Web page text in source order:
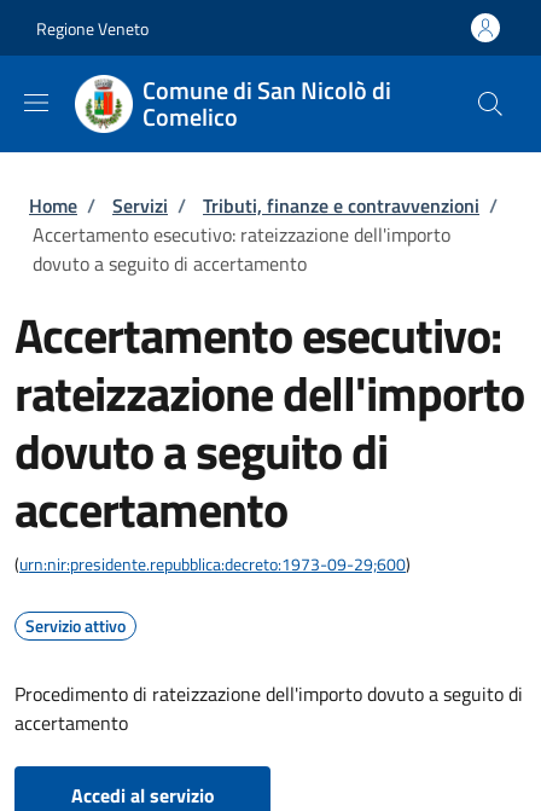
Regione Veneto
Comune di San Nicolò di
Comelico
Briciole di pane
Home / Servizi / Tributi, finanze e contravvenzioni /
Accertamento esecutivo: rateizzazione dell'importo
dovuto a seguito di accertamento
Accertamento esecutivo:
rateizzazione dell'importo
dovuto a seguito di
accertamento
(urn:nir:presidente.repubblica:decreto:1973-09-29;600)
Servizio attivo
Procedimento di rateizzazione dell'importo dovuto a seguito di
accertamento
Accedi al servizio